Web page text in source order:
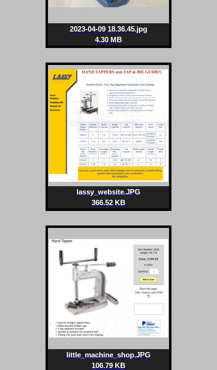
2023-04-09 18.36.45.jpg
4.30 MB
lassy_website.JPG
366.52 KB
little_machine_shop.JPG
106.79 KB